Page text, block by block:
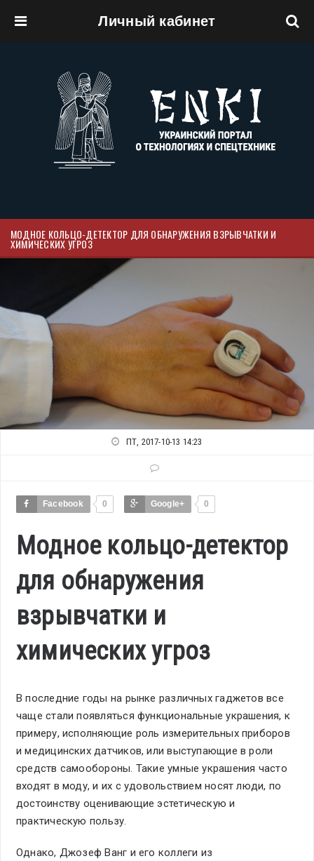
Личный кабинет
МОДНОЕ КОЛЬЦО-ДЕТЕКТОР ДЛЯ ОБНАРУЖЕНИЯ ВЗРЫВЧАТКИ И
ХИМИЧЕСКИХ УГРОЗ
ПТ, 2017-10-13 14:23
Facebook 0 Google+ 0
Модное кольцо-детектор
для обнаружения
взрывчатки и
химических угроз
В последние годы на рынке различных гаджетов все
чаще стали появляться функциональные украшения, к
примеру, исполняющие роль измерительных приборов
и медицинских датчиков, или выступающие в роли
средств самообороны. Такие умные украшения часто
входят в моду, и их с удовольствием носят люди, по
достоинству оценивающие эстетическую и
практическую пользу.
Однако, Джозеф Ванг и его коллеги из